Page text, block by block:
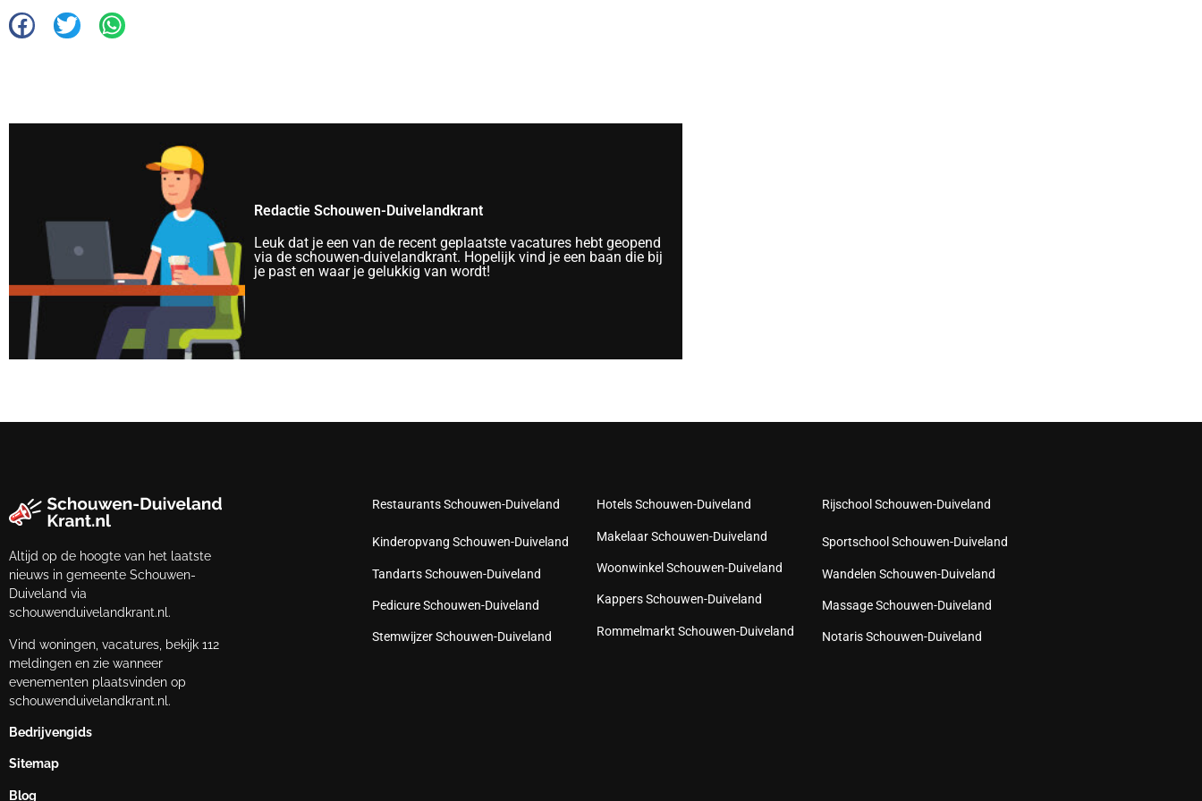
Redactie Schouwen-Duivelandkrant
Leuk dat je een van de recent geplaatste vacatures hebt geopend
via de schouwen-duivelandkrant. Hopelijk vind je een baan die bij
je past en waar je gelukkig van wordt!
Altijd op de hoogte van het laatste
nieuws in gemeente Schouwen-
Duiveland via
schouwenduivelandkrant.nl.
Vind woningen, vacatures, bekijk 112
meldingen en zie wanneer
evenementen plaatsvinden op
schouwenduivelandkrant.nl.
Bedrijvengids
Sitemap
Blog
Restaurants Schouwen-Duiveland
Kinderopvang Schouwen-Duiveland
Tandarts Schouwen-Duiveland
Pedicure Schouwen-Duiveland
Stemwijzer Schouwen-Duiveland
Hotels Schouwen-Duiveland
Makelaar Schouwen-Duiveland
Woonwinkel Schouwen-Duiveland
Kappers Schouwen-Duiveland
Rommelmarkt Schouwen-Duiveland
Rijschool Schouwen-Duiveland
Sportschool Schouwen-Duiveland
Wandelen Schouwen-Duiveland
Massage Schouwen-Duiveland
Notaris Schouwen-Duiveland